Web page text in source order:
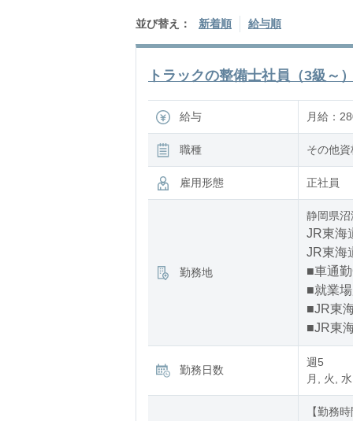
並び替え： 新着順 給与順
トラックの整備士社員（3級～
給与 月給：
職種 その他
雇用形態 正社員
勤務地
静岡県沼
JR東海
JR東海
■車通
■就業
■JR東
■JR東
勤務日数
週5
月, 火,
【勤務